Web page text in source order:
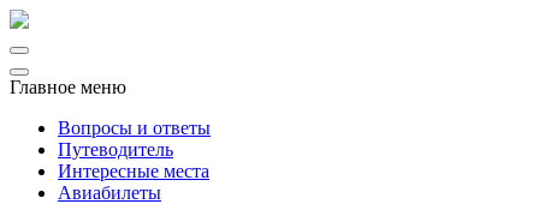
Главное меню
Вопросы и ответы
Путеводитель
Интересные места
Авиабилеты